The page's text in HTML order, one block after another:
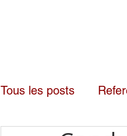
Tous les posts